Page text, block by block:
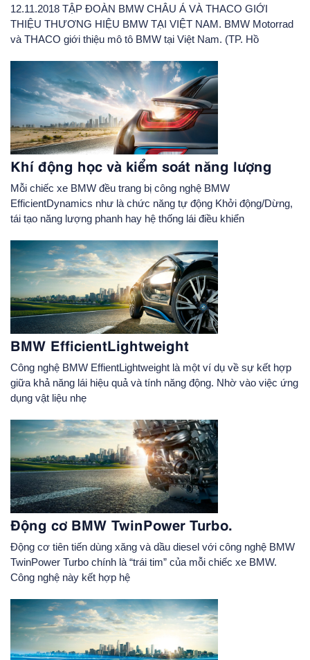
12.11.2018 TẬP ĐOÀN BMW CHÂU Á VÀ THACO GIỚI
THIỆU THƯƠNG HIỆU BMW TẠI VIỆT NAM. BMW Motorrad
và THACO giới thiệu mô tô BMW tại Việt Nam. (TP. Hồ
Khí động học và kiểm soát năng lượng
Mỗi chiếc xe BMW đều trang bị công nghệ BMW
EfficientDynamics như là chức năng tự động Khởi động/Dừng,
tái tạo năng lượng phanh hay hệ thống lái điều khiển
BMW EfficientLightweight
Công nghệ BMW EffientLightweight là một ví dụ về sự kết hợp
giữa khả năng lái hiệu quả và tính năng động. Nhờ vào việc ứng
dụng vật liệu nhẹ
Động cơ BMW TwinPower Turbo.
Động cơ tiên tiến dùng xăng và dầu diesel với công nghệ BMW
TwinPower Turbo chính là “trái tim” của mỗi chiếc xe BMW.
Công nghệ này kết hợp hệ